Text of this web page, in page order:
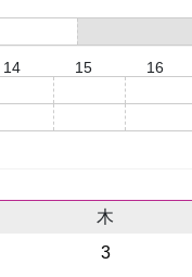
14 15 16
木
3